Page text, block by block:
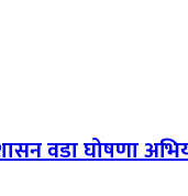
वडा घोषणा